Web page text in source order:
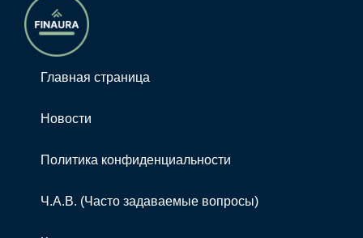
Главная страница
Новости
Политика конфиденциальности
Ч.А.В. (Часто задаваемые вопросы)